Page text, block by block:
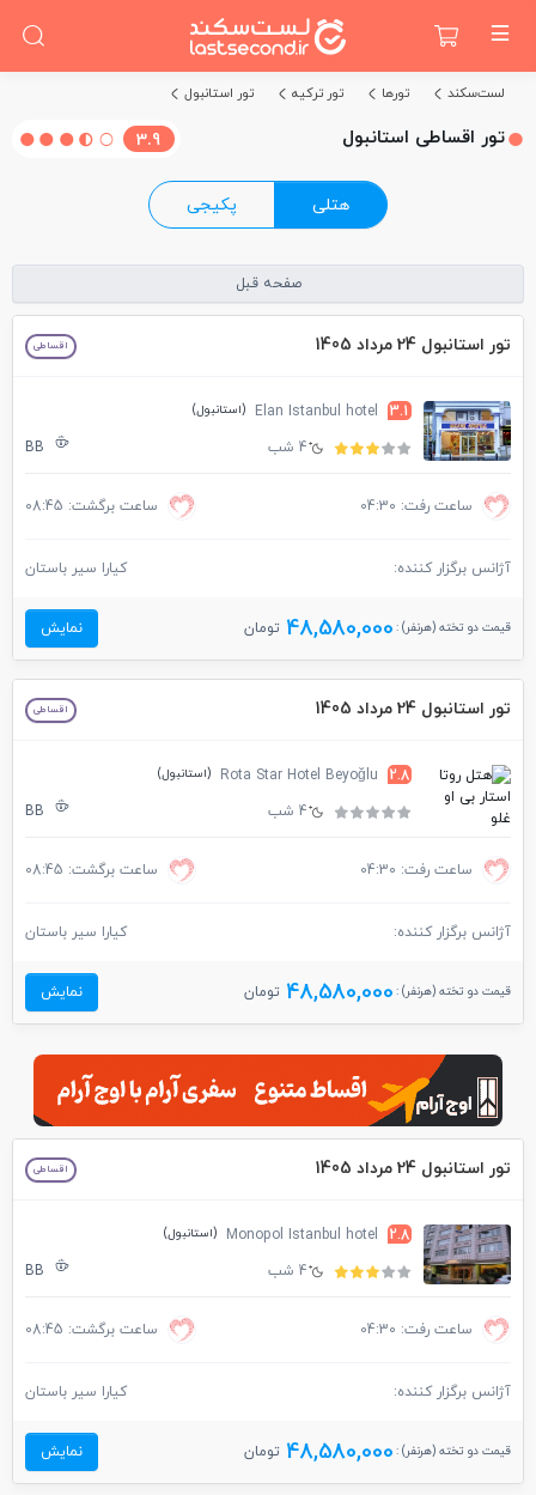
لست‌سکند تورها تور ترکیه تور استانبول
تور اقساطی استانبول 3.9
هتلی پکیجی
صفحه قبل
تور استانبول 24 مرداد 1405 اقساطی
3.1
Elan Istanbul hotel (استانبول)
4 شب BB
ساعت رفت: 04:30 ساعت برگشت: 08:45
آژانس برگزار کننده: کیارا سیر باستان
قیمت دو تخته (هرنفر) : 48,580,000 تومان نمایش
تور استانبول 24 مرداد 1405 اقساطی
2.8
Rota Star Hotel Beyoğlu (استانبول)
4 شب BB
ساعت رفت: 04:30 ساعت برگشت: 08:45
آژانس برگزار کننده: کیارا سیر باستان
قیمت دو تخته (هرنفر) : 48,580,000 تومان نمایش
تور استانبول 24 مرداد 1405 اقساطی
2.8
Monopol Istanbul hotel (استانبول)
4 شب BB
ساعت رفت: 04:30 ساعت برگشت: 08:45
آژانس برگزار کننده: کیارا سیر باستان
قیمت دو تخته (هرنفر) : 48,580,000 تومان نمایش